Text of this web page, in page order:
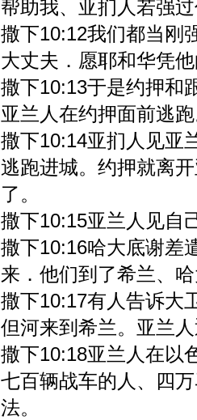
帮助我、亚扪人若强
撒下10:12我们都当
大丈夫．愿耶和华凭
撒下10:13于是约押和
亚兰人在约押面前逃
撒下10:14亚扪人见亚
逃跑进城。约押就离
了。
撒下10:15亚兰人见自
撒下10:16哈大底谢差
来．他们到了希兰、
撒下10:17有人告诉大
但河来到希兰。亚兰
撒下10:18亚兰人在以
七百辆战车的人、四
法。